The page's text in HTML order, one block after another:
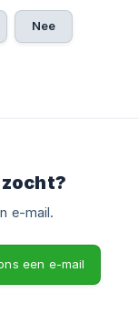
Nee
e-mail.
een e-mail